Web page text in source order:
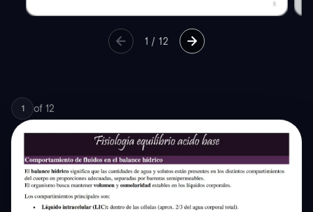
1 / 12
1 of 12